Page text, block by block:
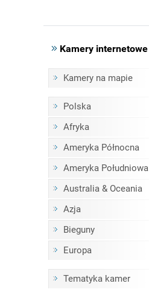
Kamery internetowe
Kamery na mapie
Polska
Afryka
Ameryka Północna
Ameryka Południowa
Australia & Oceania
Azja
Bieguny
Europa
Tematyka kamer